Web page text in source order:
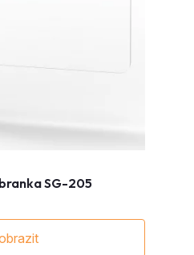
SG-205